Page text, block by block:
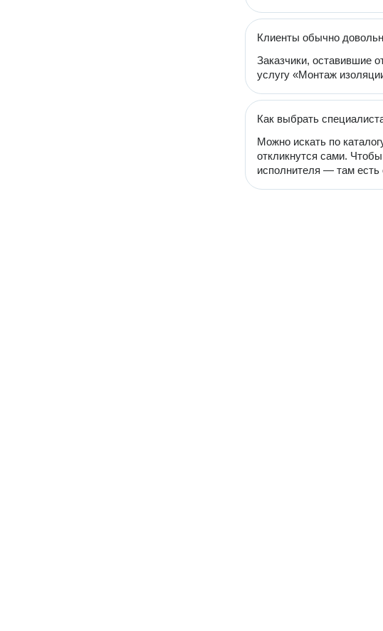
Клиенты обычно
Заказчики, оставившие
услугу «Монтаж
Как выбрать
Можно искать по
откликнутся сами.
исполнителя — там